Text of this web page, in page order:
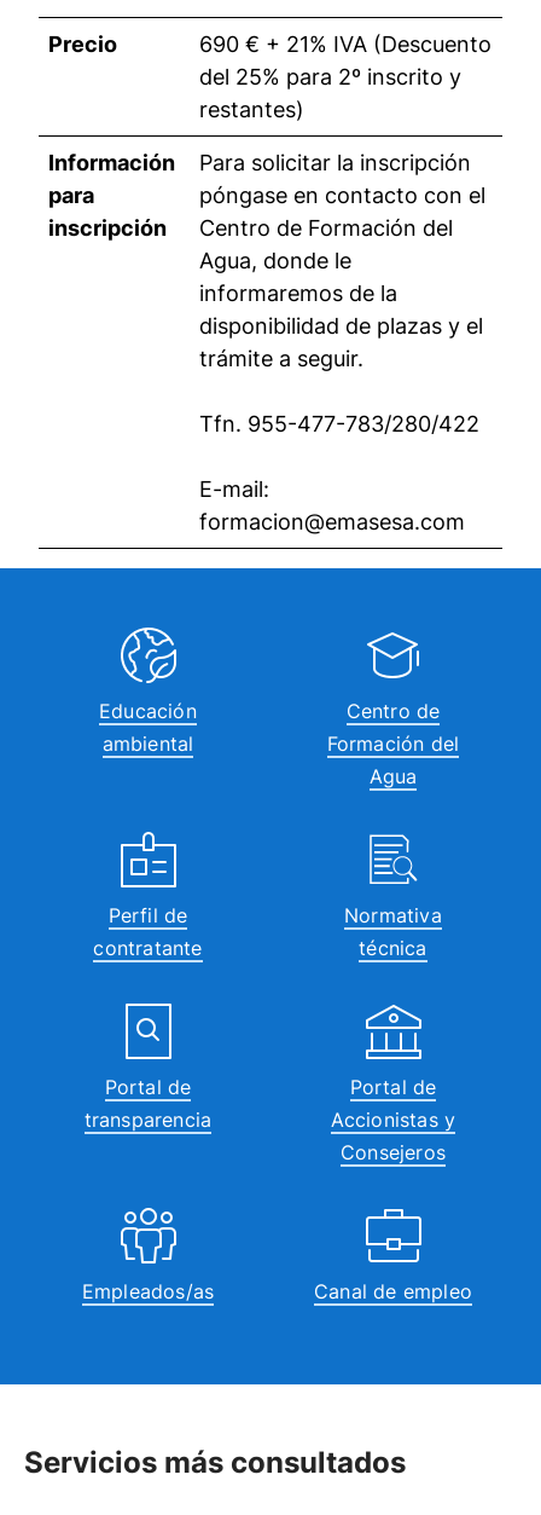
Precio
690 € + 21% IVA (Descuento
del 25% para 2º inscrito y
restantes)
Información
para
inscripción
Para solicitar la inscripción
póngase en contacto con el
Centro de Formación del
Agua, donde le
informaremos de la
disponibilidad de plazas y el
trámite a seguir.
Tfn. 955-477-783/280/422
E-mail:
formacion@emasesa.com
Educación
ambiental
Centro de
Formación del
Agua
Perfil de
contratante
Normativa
técnica
Portal de
transparencia
Portal de
Accionistas y
Consejeros
Empleados/as Canal de empleo
Servicios más consultados